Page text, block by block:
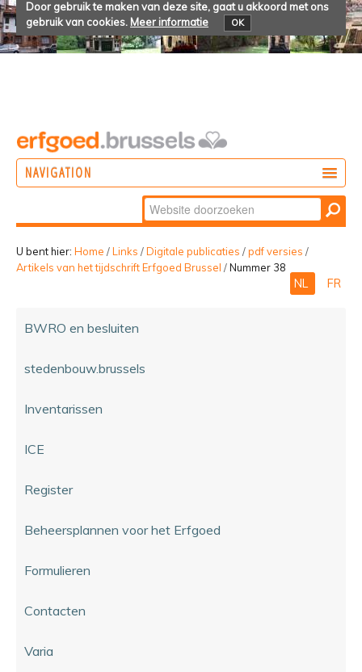
Door gebruik te maken van deze site, gaat u akkoord met ons
gebruik van cookies. Meer informatie OK
NAVIGATION
BELEVEN
Zoek
Geavanceerd
zoeken...
U bent hier: Home /Links /Digitale publicaties /pdf versies /
Artikels van het tijdschrift Erfgoed Brussel /Nummer 38
NL FR
BWRO en besluiten
stedenbouw.brussels
Inventarissen
ICE
Register
Beheersplannen voor het Erfgoed
Formulieren
Contacten
Varia